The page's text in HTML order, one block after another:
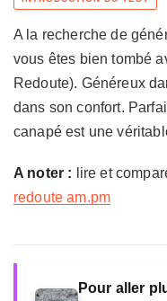
A la recherche de
vous êtes bien tombé
Redoute). Généreux
dans son confort.
canapé est une
A noter : lire et
redoute am.pm
Pour aller